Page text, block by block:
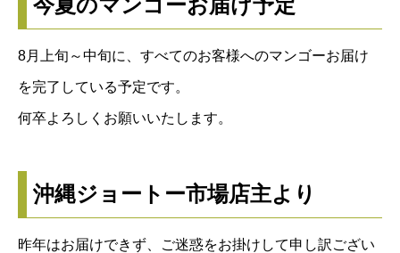
今夏のマンゴーお届け予定
8月上旬～中旬に、すべてのお客様へのマンゴーお届け
を完了している予定です。
何卒よろしくお願いいたします。
沖縄ジョートー市場店主より
昨年はお届けできず、ご迷惑をお掛けして申し訳ござい